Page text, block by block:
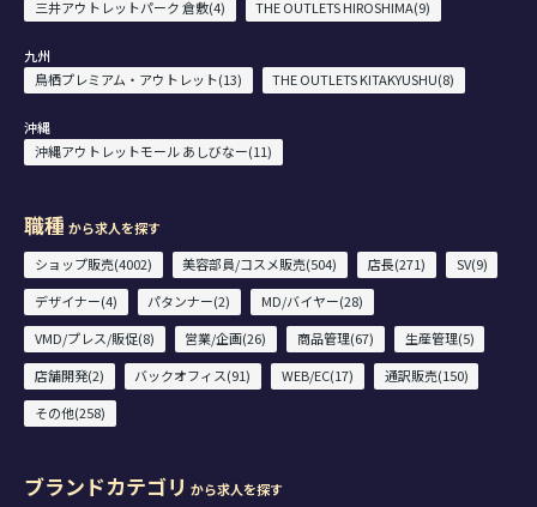
三井アウトレットパーク 倉敷(4)
THE OUTLETS HIROSHIMA(9)
九州
鳥栖プレミアム・アウトレット(13)
THE OUTLETS KITAKYUSHU(8)
沖縄
沖縄アウトレットモール あしびなー(11)
職種 から求人を探す
ショップ販売(4002)
美容部員/コスメ販売(504) 店長(271)
SV(9)
デザイナー(4)
パタンナー(2)
MD/バイヤー(28)
VMD/プレス/販促(8)
営業/企画(26) 商品管理(67)
生産管理(5)
店舗開発(2)
バックオフィス(91) WEB/EC(17)
通訳販売(150)
その他(258)
ブランドカテゴリ から求人を探す